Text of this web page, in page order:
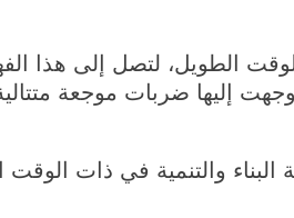
الطويل، لتصل إلى هذا
إليها ضربات موجعة
والتنمية في ذات